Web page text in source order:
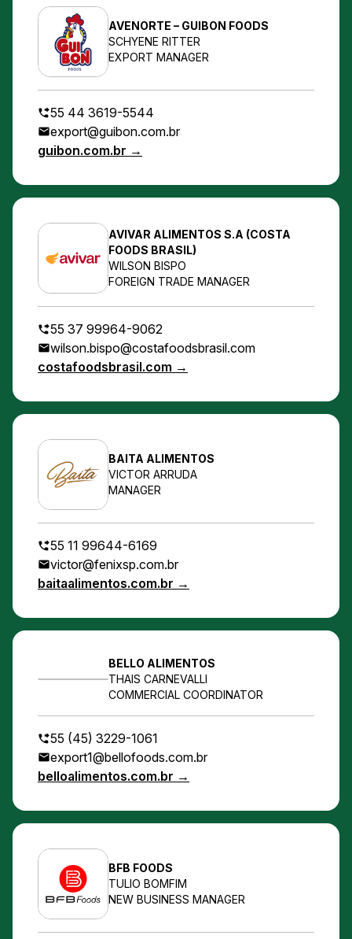
AVENORTE – GUIBON FOODS
SCHYENE RITTER
EXPORT MANAGER
55 44 3619-5544
export@guibon.com.br
guibon.com.br →
AVIVAR ALIMENTOS S.A (COSTA
FOODS BRASIL)
WILSON BISPO
FOREIGN TRADE MANAGER
55 37 99964-9062
wilson.bispo@costafoodsbrasil.com
costafoodsbrasil.com →
BAITA ALIMENTOS
VICTOR ARRUDA
MANAGER
55 11 99644-6169
victor@fenixsp.com.br
baitaalimentos.com.br →
BELLO ALIMENTOS
THAIS CARNEVALLI
COMMERCIAL COORDINATOR
55 (45) 3229-1061
export1@bellofoods.com.br
belloalimentos.com.br →
BFB FOODS
TULIO BOMFIM
NEW BUSINESS MANAGER